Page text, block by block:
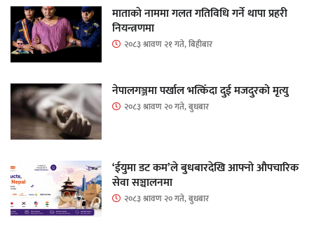
माताकाे नाममा गलत गतिविधि गर्ने थापा प्रहरी
नियन्त्रणमा
२०८३ श्रावण २१ गते, बिहीबार
नेपालगञ्जमा पर्खाल भत्किँदा दुई मजदुरको मृत्यु
२०८३ श्रावण २० गते, बुधबार
‘ईयुमा डट कम’ले बुधबारदेखि आफ्नो औपचारिक
सेवा सञ्चालनमा
२०८३ श्रावण २० गते, बुधबार